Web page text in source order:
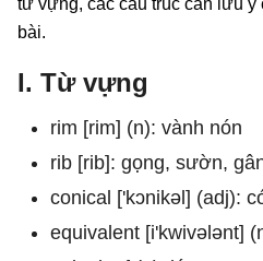
bài.
I. Từ vựng
rim [rim] (n): vành nón
rib [rib]: gọng, sườn,
conical ['kɔnikəl] (adj):
equivalent [i'kwivələnt]